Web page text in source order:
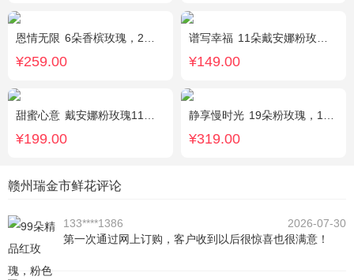
恩情无限 6朵香槟玫瑰，2枝向日葵，蓝色绣球，绿色桔梗、绿叶搭配
¥259.00
谱写幸福 11朵戴安娜粉玫瑰，搭配适量情人草装饰
¥149.00
甜蜜心意 戴安娜粉玫瑰11枝，浅紫勿忘我、尤加利搭配
¥199.00
静享慢时光 19朵粉玫瑰，1枝粉色绣球，粉色洋桔梗、白色乒乓菊、尤加利搭配
¥319.00
赣州瑞金市鲜花评论
133****1386
2026-07-30
第一次通过网上订购，客户收到以后很惊喜也很满意！